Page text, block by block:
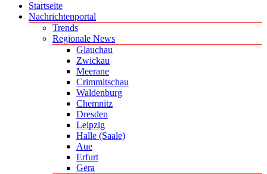
Startseite
Nachrichtenportal
Trends
Regionale News
Glauchau
Zwickau
Meerane
Crimmitschau
Waldenburg
Chemnitz
Dresden
Leipzig
Halle (Saale)
Aue
Erfurt
Gera